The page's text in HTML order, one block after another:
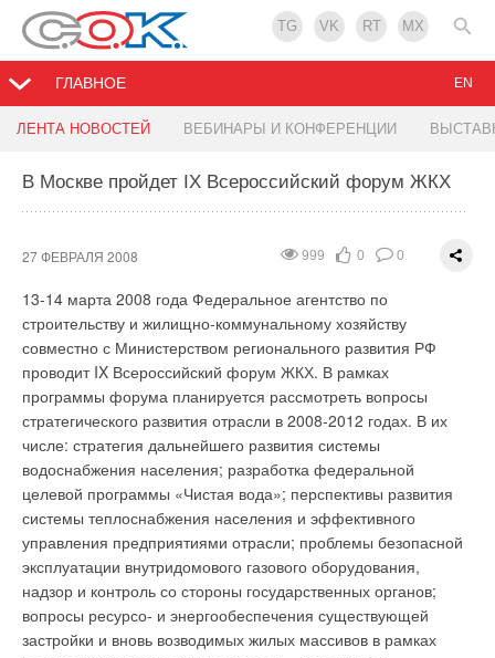
TG VK RT MX
ГЛАВНОЕ
ЛЕНТА НОВОСТЕЙ ВЕБИНАРЫ И КОНФЕРЕНЦИИ
EN
В Москве пройдет IX Всероссийский форум ЖКХ
999 0 0
27 ФЕВРАЛЯ 2008
13-14 марта 2008 года Федеральное агентство по
строительству и жилищно-коммунальному хозяйству
совместно с Министерством регионального развития РФ
проводит IX Всероссийский форум ЖКХ. В рамках
программы форума планируется рассмотреть вопросы
стратегического развития отрасли в 2008-2012 годах. В их
числе: стратегия дальнейшего развития системы
водоснабжения населения; разработка федеральной
целевой программы «Чистая вода»; перспективы развития
системы теплоснабжения населения и эффективного
управления предприятиями отрасли; проблемы безопасной
эксплуатации внутридомового газового оборудования,
надзор и контроль со стороны государственных органов;
вопросы ресурсо- и энергообеспечения существующей
застройки и вновь возводимых жилых массивов в рамках
Поздравляем с Днем защитника Отечества!
1387 0 0
23 ФЕВРАЛЯ 2008
настоящим мужским праздником - Днем защитника
Уведомления отключены
Комментарии
В этой теме еще нет комментариев
Расширение модельного ряда насосов WILO
836 0 0
21 ФЕВРАЛЯ 2008
Немецкая промышленная группа WILO AG – мировой
многоступенчатых насосов MVIE с электронным
управлением. Максимальная производительность насосов
этой серии возросла до 140 м3/час. Все насосы снабжены
встроенным электронным преобразователем частоты,
обеспечивающим оптимальный расход/напор. Изделие
соответствует EN 61800-3. Насосы укомплектованы
скользящими, не зависящими от направления вращения,
торцевыми уплотнениями блочного исполнения, что
позволяет при необходимости производить их замену без
демонтажа гидравлической части. Насосы серии MVIE
характеризуются низким уровнем шума, большей
энергоэффективностью и меньшим механическим износом.
Они снабжены встроенной защитой мотора от перегрузки и
тремя контрольным светодиодами сигнализации о рабочем
состоянии. Основное применение данного типа насосов -